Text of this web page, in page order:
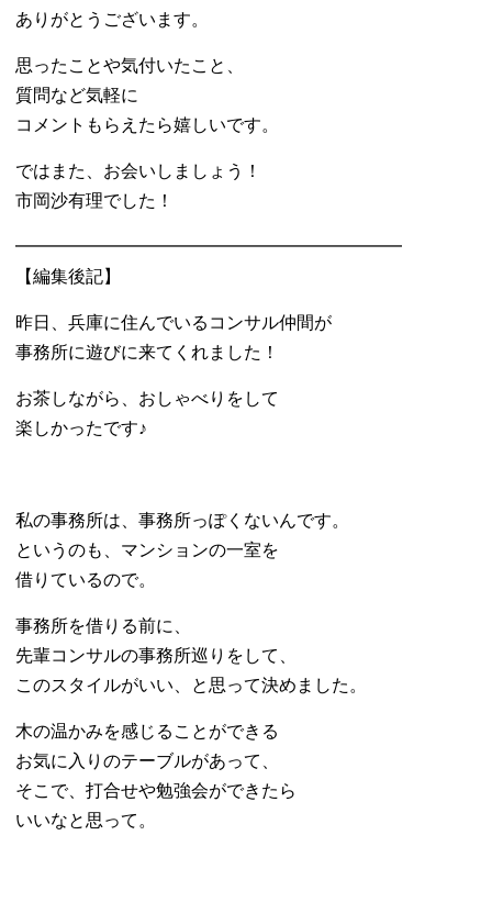
ありがとうございます。
思ったことや気付いたこと、
質問など気軽に
コメントもらえたら嬉しいです。
ではまた、お会いしましょう！
市岡沙有理でした！
━━━━━━━━━━━━━━━━━━━━━━
【編集後記】
昨日、兵庫に住んでいるコンサル仲間が
事務所に遊びに来てくれました！
お茶しながら、おしゃべりをして
楽しかったです♪
私の事務所は、事務所っぽくないんです。
というのも、マンションの一室を
借りているので。
事務所を借りる前に、
先輩コンサルの事務所巡りをして、
このスタイルがいい、と思って決めました。
木の温かみを感じることができる
お気に入りのテーブルがあって、
そこで、打合せや勉強会ができたら
いいなと思って。